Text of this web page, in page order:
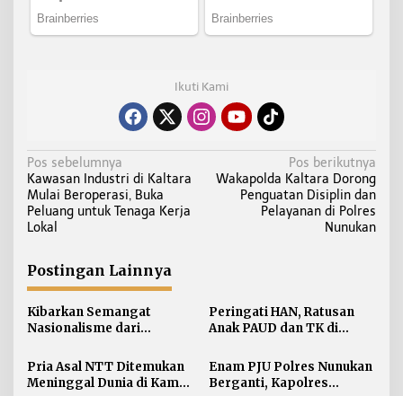
Ikuti Kami
N
a
v
i
a
s
i
p
o
s
Pos sebelumnya
Kawasan Industri di Kaltara
Mulai Beroperasi, Buka
Peluang untuk Tenaga Kerja
Lokal
Pos berikutnya
Wakapolda Kaltara Dorong
Penguatan Disiplin dan
Pelayanan di Polres
Nunukan
Postingan Lainnya
Kibarkan Semangat
Nasionalisme dari
Merah Putih 81 Meter
Dibentangkan di Sebatik
Peringati HAN, Ratusan
Anak PAUD dan TK di
Lomba Menggambar dan
Mewarnai
Pria Asal NTT Ditemukan
Meninggal Dunia di Kamar
Enam PJU Polres Nunukan
Berganti, Kapolres